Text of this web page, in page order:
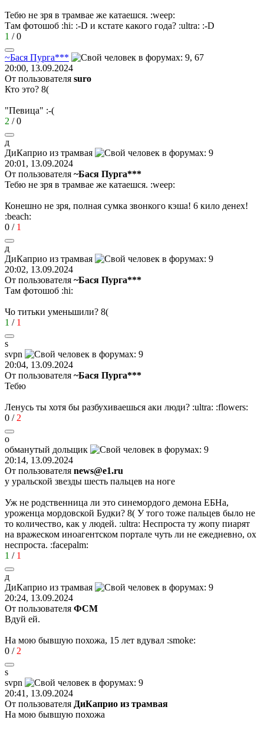
Тебю не зря в трамвае же катаешся. :weep:
Там фотошоб :hi: :-D и кстате какого года? :ultra: :-D
1 /0
~Бася Пурга***
20:00, 13.09.2024
От пользователя surо
Кто это? 8(
"Певица" :-(
2 /0
д
ДиКаприо из трамвая
20:01, 13.09.2024
От пользователя ~Бася Пурга***
Тебю не зря в трамвае же катаешся. :weep:
Конешно не зря, полная сумка звонкого кэша! 6 кило денех!
:beach:
0 / 1
д
ДиКаприо из трамвая
20:02, 13.09.2024
От пользователя ~Бася Пурга***
Там фотошоб :hi:
Чо титьки уменьшили? 8(
1 / 1
s
svpn
20:04, 13.09.2024
От пользователя ~Бася Пурга***
Тебю
Ленусь ты хотя бы разбухиваешься аки люди? :ultra: :flowers:
0 / 2
о
обманутый дольщик
20:14, 13.09.2024
От пользователя news@e1.ru
у уральской звезды шесть пальцев на ноге
Уж не родственница ли это синемордого демона ЕБНа,
уроженца мордовской Будки? 8( У того тоже пальцев было не
то количество, как у людей. :ultra: Неспроста ту жопу пиарят
на вражеском иноагентском портале чуть ли не ежедневно, ох
неспроста. :facepalm:
1 / 1
д
ДиКаприо из трамвая
20:24, 13.09.2024
От пользователя ФСМ
Вдуй ей.
На мою бывшую похожа, 15 лет вдувал :smoke:
0 / 2
s
svpn
20:41, 13.09.2024
От пользователя ДиКаприо из трамвая
На мою бывшую похожа